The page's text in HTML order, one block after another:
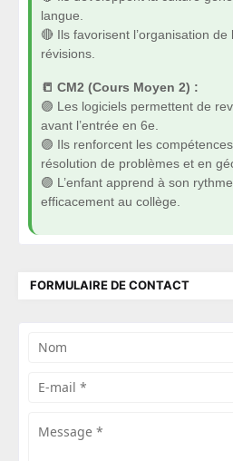
langue.
🔴 Ils favorisent l’organisation de
révisions.
📒 CM2 (Cours Moyen 2) :
🟣 Les logiciels permettent de
avant l’entrée en 6e.
🟣 Ils renforcent les
résolution de problèmes et en
🟣 L’enfant apprend à son
efficacement au collège.
FORMULAIRE DE CONTACT